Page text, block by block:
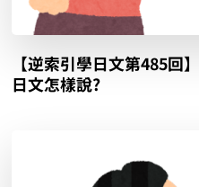
【逆索引學日文第485回
日文怎樣說?